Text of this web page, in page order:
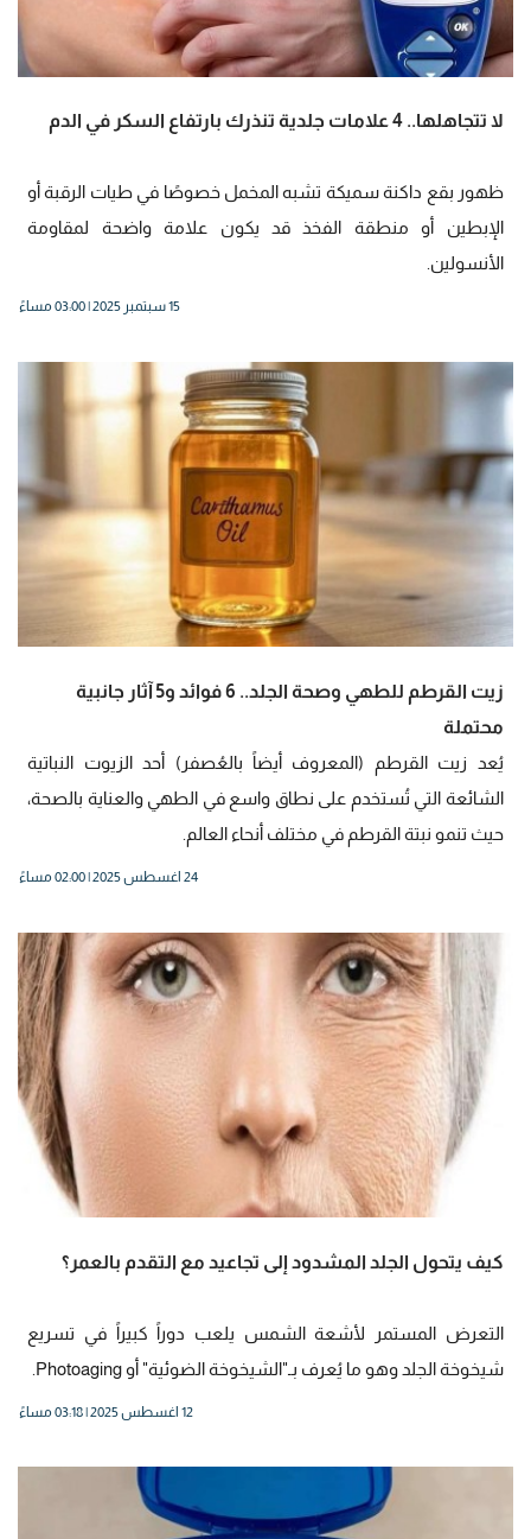
لا تتجاهلها.. 4 علامات جلدية تنذرك بارتفاع السكر في الدم
ظهور بقع داكنة سميكة تشبه المخمل خصوصًا في طيات الرقبة أو
الإبطين أو منطقة الفخذ قد يكون علامة واضحة لمقاومة
الأنسولين.
15 سبتمبر 2025 | 03:00 مساءً
زيت القرطم للطهي وصحة الجلد.. 6 فوائد و5 آثار جانبية
محتملة
يُعد زيت القرطم (المعروف أيضاً بالعُصفر) أحد الزيوت النباتية
الشائعة التي تُستخدم على نطاق واسع في الطهي والعناية بالصحة،
حيث تنمو نبتة القرطم في مختلف أنحاء العالم.
24 اغسطس 2025 | 02:00 مساءً
كيف يتحول الجلد المشدود إلى تجاعيد مع التقدم بالعمر؟
التعرض المستمر لأشعة الشمس يلعب دوراً كبيراً في تسريع
شيخوخة الجلد وهو ما يُعرف بـ"الشيخوخة الضوئية" أو Photoaging.
12 اغسطس 2025 | 03:18 مساءً